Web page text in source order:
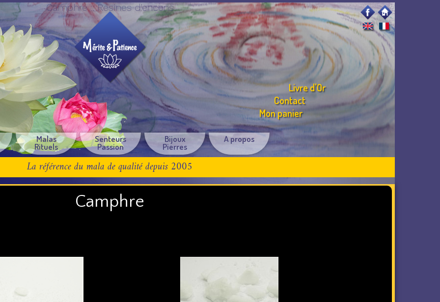
Camphre :: Résines d'encens
Malas
Rituels
Senteurs
Passion
Bijoux
Pierres
A propos
Livre d'Or
Contact
Mon panier
La référence du mala de qualité depuis 2005
Camphre